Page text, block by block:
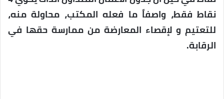
نقاط فقط، واصفاً ما فعله المكتب، محاولة منه،
للتعتيم و لإقصاء المعارضة من ممارسة حقها في
الرقابة.